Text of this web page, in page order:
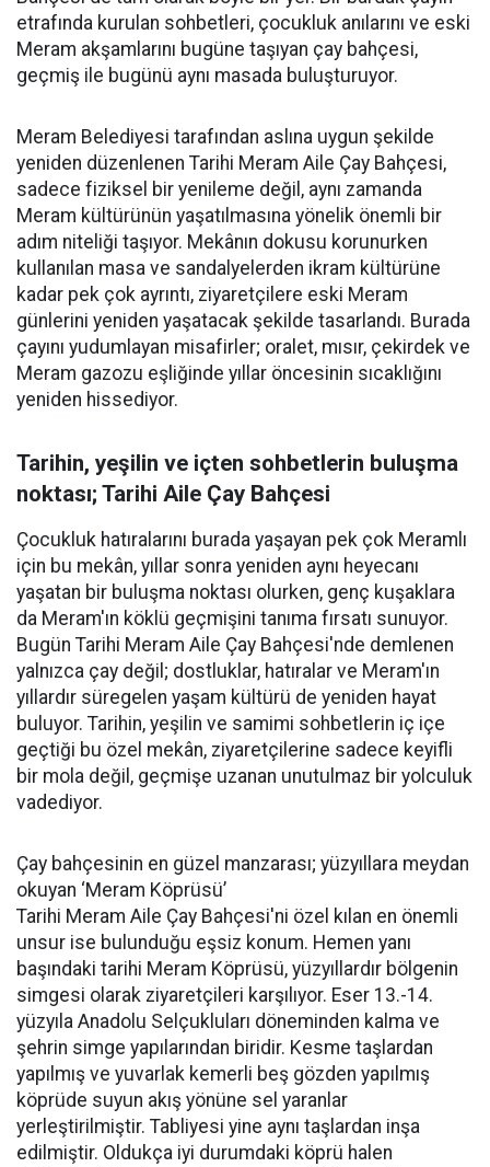
etrafında kurulan sohbetleri, çocukluk anılarını ve eski
Meram akşamlarını bugüne taşıyan çay bahçesi,
geçmiş ile bugünü aynı masada buluşturuyor.
Meram Belediyesi tarafından aslına uygun şekilde
yeniden düzenlenen Tarihi Meram Aile Çay Bahçesi,
sadece fiziksel bir yenileme değil, aynı zamanda
Meram kültürünün yaşatılmasına yönelik önemli bir
adım niteliği taşıyor. Mekânın dokusu korunurken
kullanılan masa ve sandalyelerden ikram kültürüne
kadar pek çok ayrıntı, ziyaretçilere eski Meram
günlerini yeniden yaşatacak şekilde tasarlandı. Burada
çayını yudumlayan misafirler; oralet, mısır, çekirdek ve
Meram gazozu eşliğinde yıllar öncesinin sıcaklığını
yeniden hissediyor.
Tarihin, yeşilin ve içten sohbetlerin buluşma
noktası; Tarihi Aile Çay Bahçesi
Çocukluk hatıralarını burada yaşayan pek çok Meramlı
için bu mekân, yıllar sonra yeniden aynı heyecanı
yaşatan bir buluşma noktası olurken, genç kuşaklara
da Meram'ın köklü geçmişini tanıma fırsatı sunuyor.
Bugün Tarihi Meram Aile Çay Bahçesi'nde demlenen
yalnızca çay değil; dostluklar, hatıralar ve Meram'ın
yıllardır süregelen yaşam kültürü de yeniden hayat
buluyor. Tarihin, yeşilin ve samimi sohbetlerin iç içe
geçtiği bu özel mekân, ziyaretçilerine sadece keyifli
bir mola değil, geçmişe uzanan unutulmaz bir yolculuk
vadediyor.
Çay bahçesinin en güzel manzarası; yüzyıllara meydan
okuyan ‘Meram Köprüsü’
Tarihi Meram Aile Çay Bahçesi'ni özel kılan en önemli
unsur ise bulunduğu eşsiz konum. Hemen yanı
başındaki tarihi Meram Köprüsü, yüzyıllardır bölgenin
simgesi olarak ziyaretçileri karşılıyor. Eser 13.-14.
yüzyıla Anadolu Selçukluları döneminden kalma ve
şehrin simge yapılarından biridir. Kesme taşlardan
yapılmış ve yuvarlak kemerli beş gözden yapılmış
köprüde suyun akış yönüne sel yaranlar
yerleştirilmiştir. Tabliyesi yine aynı taşlardan inşa
edilmiştir. Oldukça iyi durumdaki köprü halen